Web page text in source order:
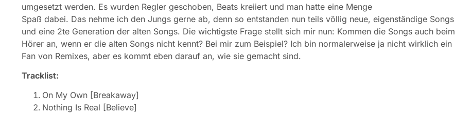
umgesetzt werden. Es wurden Regler geschoben, Beats kreiiert und man hatte eine Menge
Spaß dabei. Das nehme ich den Jungs gerne ab, denn so entstanden nun teils völlig neue, eigenständige Songs
und eine 2te Generation der alten Songs. Die wichtigste Frage stellt sich mir nun: Kommen die Songs auch beim
Hörer an, wenn er die alten Songs nicht kennt? Bei mir zum Beispiel? Ich bin normalerweise ja nicht wirklich ein
Fan von Remixes, aber es kommt eben darauf an, wie sie gemacht sind.
Tracklist:
On My Own [Breakaway]
Nothing Is Real [Believe]